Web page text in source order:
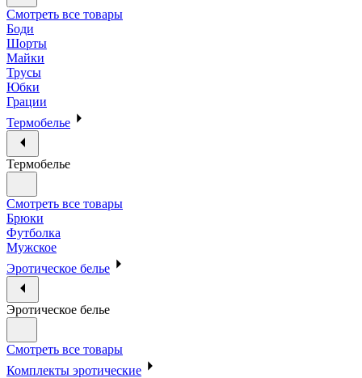
Смотреть все товары
Боди
Шорты
Майки
Трусы
Юбки
Грации
Термобелье
Термобелье
Смотреть все товары
Брюки
Футболка
Мужское
Эротическое белье
Эротическое белье
Смотреть все товары
Комплекты эротические